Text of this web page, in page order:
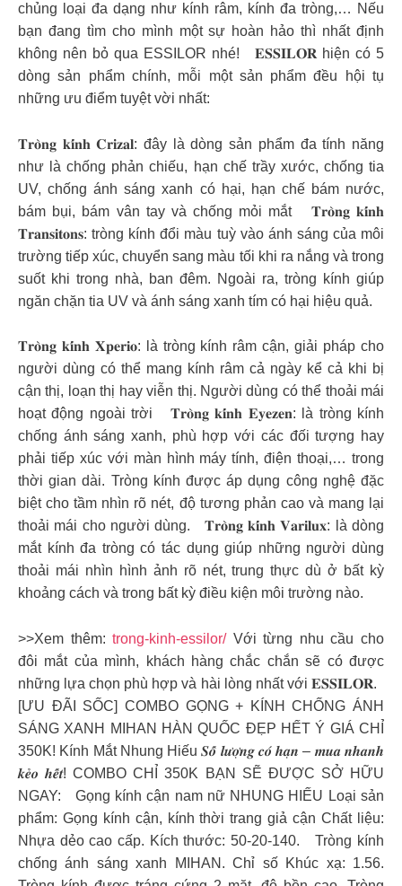
chủng loại đa dạng như kính râm, kính đa tròng,… Nếu
bạn đang tìm cho mình một sự hoàn hảo thì nhất định
không nên bỏ qua ESSILOR nhé! 𝐄𝐒𝐒𝐈𝐋𝐎𝐑 hiện có 5
dòng sản phẩm chính, mỗi một sản phẩm đều hội tụ
những ưu điểm tuyệt vời nhất:
𝐓𝐫𝐨̀𝐧𝐠 𝐤𝐢́𝐧𝐡 𝐂𝐫𝐢𝐳𝐚𝐥: đây là dòng sản phẩm đa tính năng
như là chống phản chiếu, hạn chế trầy xước, chống tia
UV, chống ánh sáng xanh có hại, hạn chế bám nước,
bám bụi, bám vân tay và chống mỏi mắt 𝐓𝐫𝐨̀𝐧𝐠 𝐤𝐢́𝐧𝐡
𝐓𝐫𝐚𝐧𝐬𝐢𝐭𝐨𝐧𝐬: tròng kính đổi màu tuỳ vào ánh sáng của môi
trường tiếp xúc, chuyển sang màu tối khi ra nắng và trong
suốt khi trong nhà, ban đêm. Ngoài ra, tròng kính giúp
ngăn chặn tia UV và ánh sáng xanh tím có hại hiệu quả.
𝐓𝐫𝐨̀𝐧𝐠 𝐤𝐢́𝐧𝐡 𝐗𝐩𝐞𝐫𝐢𝐨: là tròng kính râm cận, giải pháp cho
người dùng có thể mang kính râm cả ngày kể cả khi bị
cận thị, loạn thị hay viễn thị. Người dùng có thể thoải mái
hoạt động ngoài trời 𝐓𝐫𝐨̀𝐧𝐠 𝐤𝐢́𝐧𝐡 𝐄𝐲𝐞𝐳𝐞𝐧: là tròng kính
chống ánh sáng xanh, phù hợp với các đối tượng hay
phải tiếp xúc với màn hình máy tính, điện thoại,… trong
thời gian dài. Tròng kính được áp dụng công nghệ đặc
biệt cho tầm nhìn rõ nét, độ tương phản cao và mang lại
thoải mái cho người dùng. 𝐓𝐫𝐨̀𝐧𝐠 𝐤𝐢́𝐧𝐡 𝐕𝐚𝐫𝐢𝐥𝐮𝐱: là dòng
mắt kính đa tròng có tác dụng giúp những người dùng
thoải mái nhìn hình ảnh rõ nét, trung thực dù ở bất kỳ
khoảng cách và trong bất kỳ điều kiện môi trường nào.
>>Xem thêm:trong-kinh-essilor/Với từng nhu cầu cho
đôi mắt của mình, khách hàng chắc chắn sẽ có được
những lựa chọn phù hợp và hài lòng nhất với 𝐄𝐒𝐒𝐈𝐋𝐎𝐑.
[ƯU ĐÃI SỐC] COMBO GỌNG + KÍNH CHỐNG ÁNH
SÁNG XANH MIHAN HÀN QUỐC ĐẸP HẾT Ý GIÁ CHỈ
350K! Kính Mắt Nhung Hiếu 𝑺𝒐̂́ 𝒍𝒖̛𝒐̛̣𝒏𝒈 𝒄𝒐́ 𝒉𝒂̣𝒏 – 𝒎𝒖𝒂 𝒏𝒉𝒂𝒏𝒉
𝒌𝒆̉𝒐 𝒉𝒆̂́𝒕! COMBO CHỈ 350K BẠN SẼ ĐƯỢC SỞ HỮU
NGAY: Gọng kính cận nam nữ NHUNG HIẾU Loại sản
phẩm: Gọng kính cận, kính thời trang giả cận Chất liệu:
Nhựa dẻo cao cấp. Kích thước: 50-20-140. Tròng kính
chống ánh sáng xanh MIHAN. Chỉ số Khúc xạ: 1.56.